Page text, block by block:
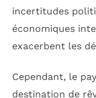
incertitudes
économiques
exacerbent les
Cependant, le
destination de